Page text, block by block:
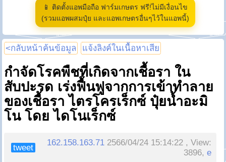
📱 ติดตั้งแอพมือถือ ฟาร์มเกษตร ฟรี!ไม่มีเงื่อนไข
(รวมแอพผสมปุ๋ย และแอพเกษตรอื่นๆไว้ในแอพนี้)
<กลับหน้าค้นข้อมูล แจ้งลิงค์ในเนื้อหาเสีย
กำจัดโรคพืชที่เกิดจากเชื้อรา ใน
สับปะรด เร่งฟื้นฟูจากการเข้าทำลาย
ของเชื้อรา ไตรโครเร็กซ์ ปุ๋ยน้ำอะมิ
โน โดย ไดโนเร็กซ์
tweet
162.158.163.71 2566/04/24 15:14:22 , View:
3896,e